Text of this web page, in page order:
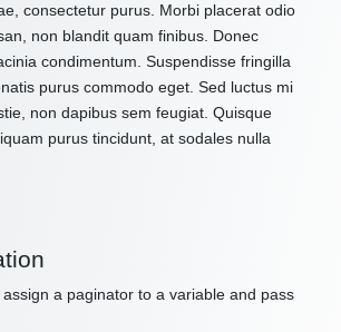
consectetur purus. Morbi placerat odio
non blandit quam finibus. Donec
condimentum. Suspendisse fringilla
purus commodo eget. Sed luctus mi
non dapibus sem feugiat. Quisque
purus tincidunt, at sodales nulla
a paginator to a variable and pass